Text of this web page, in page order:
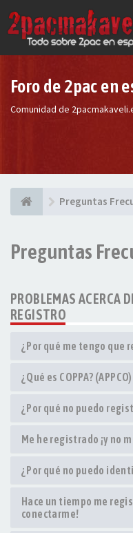
Foro de 2pac en
Comunidad de
Preguntas
Preguntas
PROBLEMAS ACERCA
REGISTRO
¿Por qué me tengo que
¿Qué es COPPA? (APPCO)
¿Por qué no puedo
Me he registrado ¡y no
¿Por qué no puedo
Hace un tiempo me
conectarme!